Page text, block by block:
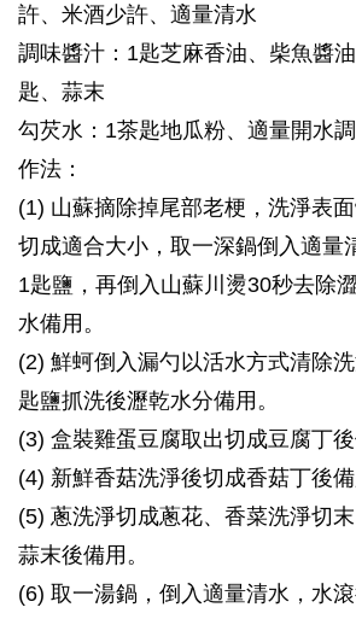
許、米酒少許、適量清水
調味醬汁：1匙芝麻香油、柴魚醬
匙、蒜末
勾芡水：1茶匙地瓜粉、適量開水
作法：
(1) 山蘇摘除掉尾部老梗，洗淨表
切成適合大小，取一深鍋倒入適量
1匙鹽，再倒入山蘇川燙30秒去除
水備用。
(2) 鮮蚵倒入漏勺以活水方式清除
匙鹽抓洗後瀝乾水分備用。
(3) 盒裝雞蛋豆腐取出切成豆腐丁後
(4) 新鮮香菇洗淨後切成香菇丁後備
(5) 蔥洗淨切成蔥花、香菜洗淨切
蒜末後備用。
(6) 取一湯鍋，倒入適量清水，水